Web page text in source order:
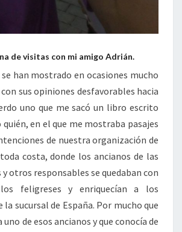
de visitas con mi amigo Adrián.
han mostrado en ocasiones mucho
sus opiniones desfavorables hacia
uno que me sacó un libro escrito
en el que me mostraba pasajes
de nuestra organización de
costa, donde los ancianos de las
otros responsables se quedaban con
feligreses y enriquecían a los
la sucursal de España. Por mucho que
uno de esos ancianos y que conocía de